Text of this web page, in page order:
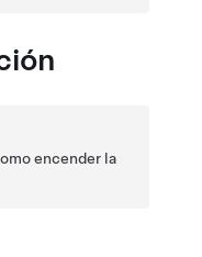
encender la